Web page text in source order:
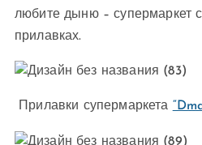
любите дыню – супермаркет
прилавках.
Прилавки супермаркета